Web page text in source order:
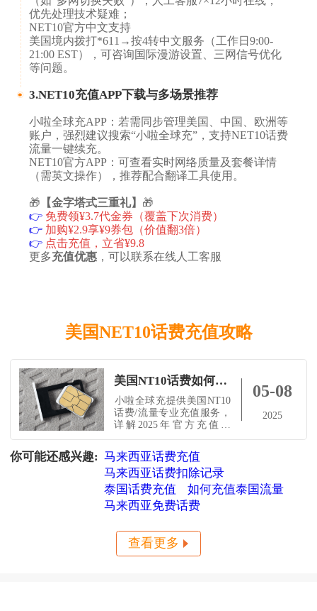
优先处理技术疑难；
​​​​NET10官方中文支持​​​​
美国境内拨打*611→按4转中文服务（工作日9:00-
21:00 EST），可咨询国际漫游设置、三网信号优化
等问题。
3.NET10充值APP下载与多场景推荐​
小啦全球充APP​​​​：若需同步管理美国、中国、欧洲等
账户，强烈建议搜索“小啦全球充”，支持NET10话费
流量一键续充。
​​​NET10官方APP​​​​：可查看实时网络质量及套餐详情
（需英文操作），推荐配合翻译工具使用。
🎁 【金字塔式三重礼】 🎁
👉 免费领¥3.7代金券（覆盖下次消费）
👉 加购¥2.9享¥9券包（价值翻3倍）
👉 点击充值，立省¥9.8
更多充值优惠，可以联系在线人工客服
美国NET10话费充值攻略
美国NT10话费如何充值？2025最新充值攻略 | 小啦全球充官方指南
​小啦全球充提供美国NT10
话费/流量专业充值服务，
详解2025年官方充值渠
常见问题处理。支持支付
宝/微信极速到账，留学
生、商务人士首选！包含
套餐选择技巧+国际漫游设
置指南。
05-08
2025
你可能还感兴趣: 马来西亚话费充值
马来西亚话费扣除记录
泰国话费充值
如何充值泰国流量
马来西亚免费话费
查看更多